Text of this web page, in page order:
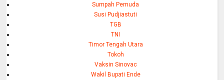
Sumpah Pemuda
Susi Pudjiastuti
TGB
TNI
Timor Tengah Utara
Tokoh
Vaksin Sinovac
Wakil Bupati Ende